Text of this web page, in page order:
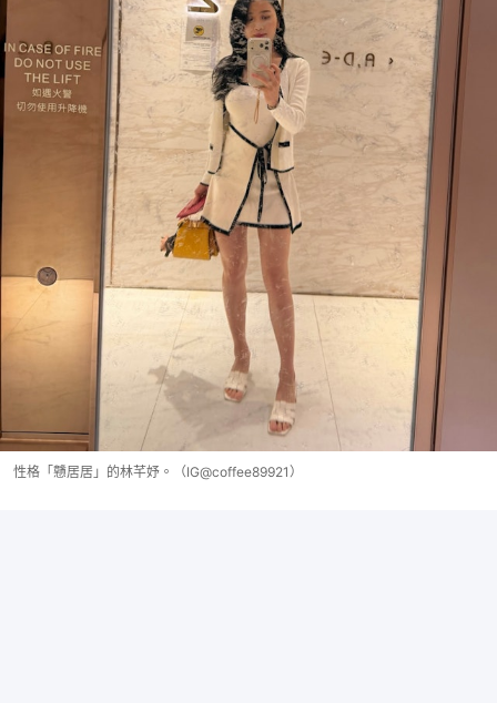
性格「戇居居」的林芊妤。（IG@coffee89921）